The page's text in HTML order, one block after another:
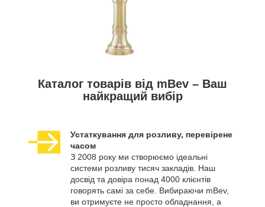
Каталог товарів від mBev – Ваш
найкращий вибір
Устаткування для розливу, перевірене
часом
З 2008 року ми створюємо ідеальні
системи розливу тисяч закладів. Наш
досвід та довіра понад 4000 клієнтів
говорять самі за себе. Вибираючи mBev,
ви отримуєте не просто обладнання, а